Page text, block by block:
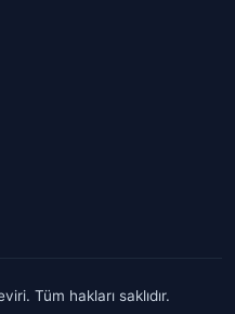
Tüm hakları saklıdır.